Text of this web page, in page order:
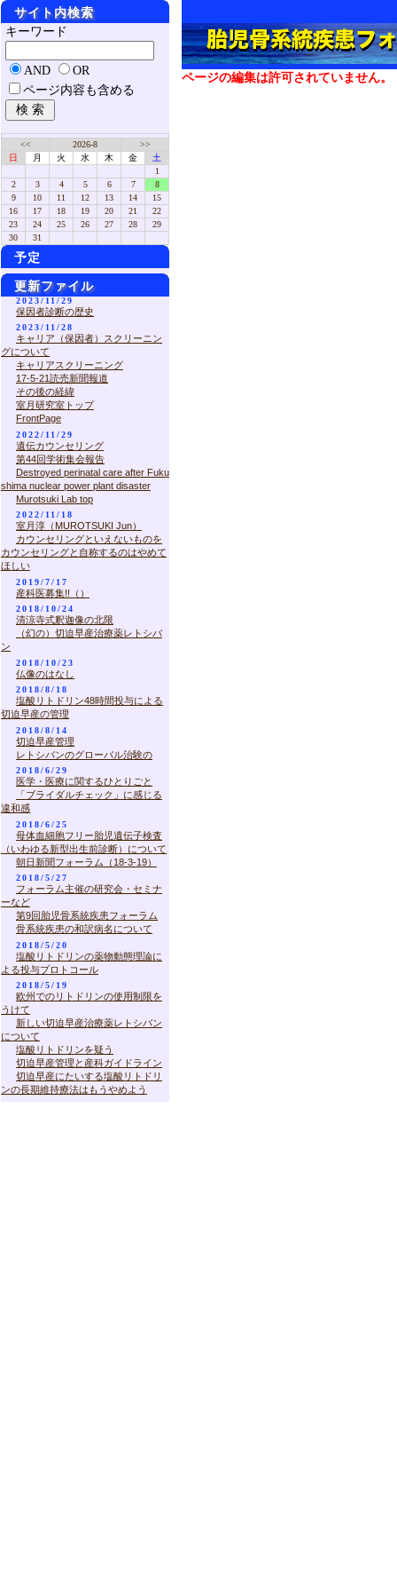
ページの編集は許可されていません。
サイト内検索
キーワード
AND
OR
ページ内容も含める
<< 2026-8
>>
日
月 火 水 木 金
土
1
2
3 4 5 6 7
8
9
10 11 12 13 14
15
16
17 18 19 20 21
22
23
24 25 26 27 28
29
30
31
予定
更新ファイル
2023/11/29
保因者診断の歴史
2023/11/28
キャリア（保因者）スクリーニン
グについて
キャリアスクリーニング
17-5-21読売新聞報道
その後の経緯
室月研究室トップ
FrontPage
2022/11/29
遺伝カウンセリング
第44回学術集会報告
Destroyed perinatal care after Fuku
shima nuclear power plant disaster
Murotsuki Lab top
2022/11/18
室月淳（MUROTSUKI Jun）
カウンセリングといえないものを
カウンセリングと自称するのはやめて
ほしい
2019/7/17
産科医募集!!（）
2018/10/24
清涼寺式釈迦像の北限
（幻の）切迫早産治療薬レトシバ
ン
2018/10/23
仏像のはなし
2018/8/18
塩酸リトドリン48時間投与による
切迫早産の管理
2018/8/14
切迫早産管理
レトシバンのグローバル治験の
2018/6/29
医学・医療に関するひとりごと
「ブライダルチェック」に感じる
違和感
2018/6/25
母体血細胞フリー胎児遺伝子検査
（いわゆる新型出生前診断）について
朝日新聞フォーラム（18-3-19）
2018/5/27
フォーラム主催の研究会・セミナ
ーなど
第9回胎児骨系統疾患フォーラム
骨系統疾患の和訳病名について
2018/5/20
塩酸リトドリンの薬物動態理論に
よる投与プロトコール
2018/5/19
欧州でのリトドリンの使用制限を
うけて
新しい切迫早産治療薬レトシバン
について
塩酸リトドリンを疑う
切迫早産管理と産科ガイドライン
切迫早産にたいする塩酸リトドリ
ンの長期維持療法はもうやめよう